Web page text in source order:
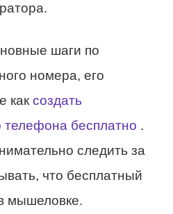
шаги по
номера, его
каксоздать
бесплатно .
следить за
что бесплатный
мышеловке.